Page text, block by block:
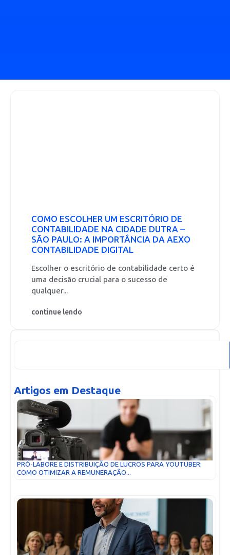
COMO ESCOLHER UM ESCRITÓRIO DE
CONTABILIDADE NA CIDADE DUTRA –
SÃO PAULO: A IMPORTÂNCIA DA AEXO
CONTABILIDADE DIGITAL
Escolher o escritório de contabilidade certo é
uma decisão crucial para o sucesso de
qualquer...
continue lendo
Artigos em Destaque
PRÓ-LABORE E DISTRIBUIÇÃO DE LUCROS PARA YOUTUBER:
COMO OTIMIZAR A REMUNERAÇÃO...